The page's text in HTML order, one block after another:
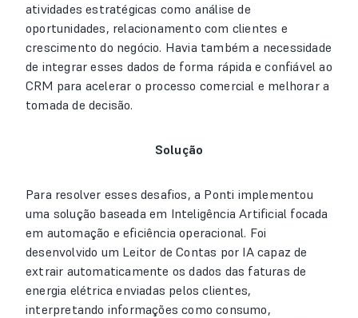
atividades estratégicas como análise de
oportunidades, relacionamento com clientes e
crescimento do negócio. Havia também a necessidade
de integrar esses dados de forma rápida e confiável ao
CRM para acelerar o processo comercial e melhorar a
tomada de decisão.
Solução
Para resolver esses desafios, a Ponti implementou
uma solução baseada em Inteligência Artificial focada
em automação e eficiência operacional. Foi
desenvolvido um Leitor de Contas por IA capaz de
extrair automaticamente os dados das faturas de
energia elétrica enviadas pelos clientes,
interpretando informações como consumo,